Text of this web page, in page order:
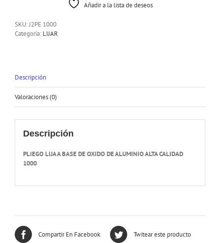
Añadir a la lista de deseos
SKU:J2PE 1000
Categoría: LIJAR
Descripción
Valoraciones (0)
Descripción
PLIEGO LIJA A BASE DE OXIDO DE ALUMINIO ALTA CALIDAD
1000
Compartir En Facebook Twitear este producto